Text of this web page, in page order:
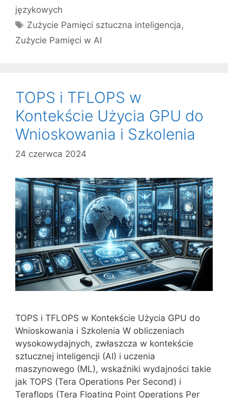
językowych
Tagi
Zużycie Pamięci sztuczna inteligencja,
Zużycie Pamięci w AI
TOPS i TFLOPS w
Kontekście Użycia GPU do
Wnioskowania i Szkolenia
24 czerwca 2024
TOPS i TFLOPS w Kontekście Użycia GPU do
Wnioskowania i Szkolenia W obliczeniach
wysokowydajnych, zwłaszcza w kontekście
sztucznej inteligencji (AI) i uczenia
maszynowego (ML), wskaźniki wydajności takie
jak TOPS (Tera Operations Per Second) i
Teraflops (Tera Floating Point Operations Per